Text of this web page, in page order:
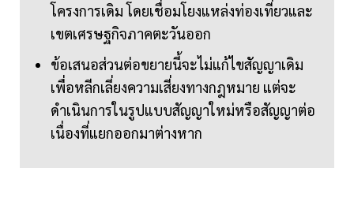
โครงการเดิม โดยเชื่อมโยงแหล่งท่องเที่ยวและ
เขตเศรษฐกิจภาคตะวันออก
ข้อเสนอส่วนต่อขยายนี้จะไม่แก้ไขสัญญาเดิม
เพื่อหลีกเลี่ยงความเสี่ยงทางกฎหมาย แต่จะ
ดำเนินการในรูปแบบสัญญาใหม่หรือสัญญาต่อ
เนื่องที่แยกออกมาต่างหาก